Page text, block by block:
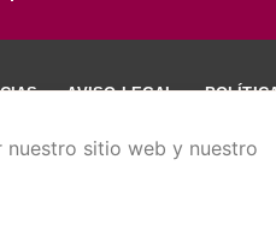
sitio web y nuestro
AVISO LEGAL